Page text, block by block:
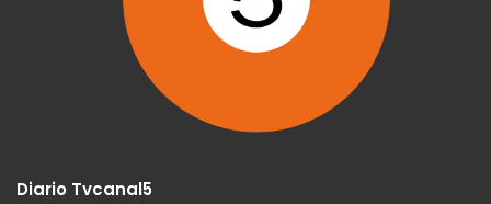
Diario Tvcanal5